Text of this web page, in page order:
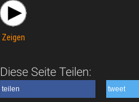
Zeigen
Diese Seite Teilen:
teilen tweet